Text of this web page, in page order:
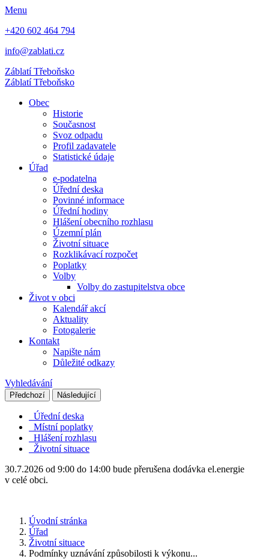
Menu
+420 602 464 794
info@zablati.cz
ZáblatíTřeboňsko
ZáblatíTřeboňsko
Obec
Historie
Současnost
Svoz odpadu
Profil zadavatele
Statistické údaje
Úřad
e-podatelna
Úřední deska
Povinné informace
Úřední hodiny
Hlášení obecního rozhlasu
Územní plán
Životní situace
Rozklikávací rozpočet
Poplatky
Volby
Volby do zastupitelstva obce
Život v obci
Kalendář akcí
Aktuality
Fotogalerie
Kontakt
Napište nám
Důležité odkazy
Vyhledávání
Předchozí Následující
Úřední deska
Místní poplatky
Hlášení rozhlasu
Životní situace
30.7.2026 od 9:00 do 14:00 bude přerušena dodávka el.energie
v celé obci.
Úvodní stránka
Úřad
Životní situace
Podmínky uznávání způsobilosti k výkonu...